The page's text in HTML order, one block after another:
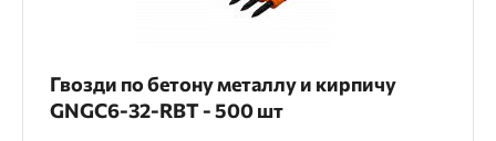
Гвозди по бетону металлу и кирпичу
GNGC6-32-RBT - 500 шт